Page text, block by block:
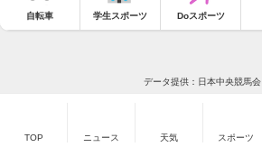
自転車 学生スポーツ Doスポーツ
データ提供：日本中央競馬会
TOP ニュース 天気 スポーツ